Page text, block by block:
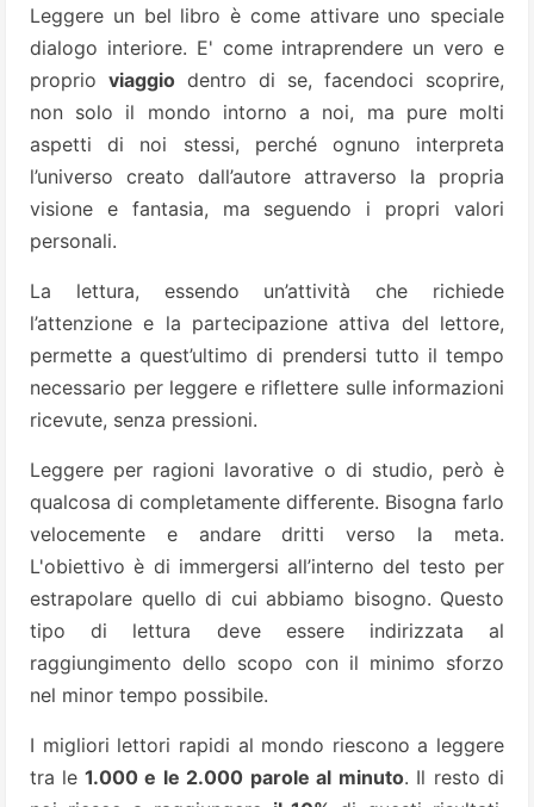
Leggere un bel libro è come attivare uno speciale
dialogo interiore. E' come intraprendere un vero e
proprio viaggio dentro di se, facendoci scoprire,
non solo il mondo intorno a noi, ma pure molti
aspetti di noi stessi, perché ognuno interpreta
l’universo creato dall’autore attraverso la propria
visione e fantasia, ma seguendo i propri valori
personali.
La lettura, essendo un’attività che richiede
l’attenzione e la partecipazione attiva del lettore,
permette a quest’ultimo di prendersi tutto il tempo
necessario per leggere e riflettere sulle informazioni
ricevute, senza pressioni.
Leggere per ragioni lavorative o di studio, però è
qualcosa di completamente differente. Bisogna farlo
velocemente e andare dritti verso la meta.
L'obiettivo è di immergersi all’interno del testo per
estrapolare quello di cui abbiamo bisogno. Questo
tipo di lettura deve essere indirizzata al
raggiungimento dello scopo con il minimo sforzo
nel minor tempo possibile.
I migliori lettori rapidi al mondo riescono a leggere
tra le 1.000 e le 2.000 parole al minuto. Il resto di